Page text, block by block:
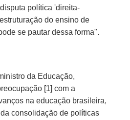
política 'direita-
do ensino de
se pautar dessa forma".
da Educação,
[1] com a
na educação brasileira,
consolidação de políticas